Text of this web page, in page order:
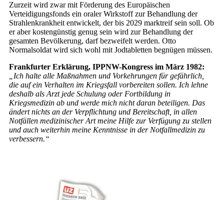
Zurzeit wird zwar mit Förderung des Europäischen
Verteidigungsfonds ein oraler Wirkstoff zur Behandlung der
Strahlenkrankheit entwickelt, der bis 2029 marktreif sein soll. Ob
er aber kostengünstig genug sein wird zur Behandlung der
gesamten Bevölkerung, darf bezweifelt werden. Otto
Normalsoldat wird sich wohl mit Jodtabletten begnügen müssen.
Frankfurter Erklärung, IPPNW-Kongress im März 1982:
„Ich halte alle Maßnahmen und Vorkehrungen für gefährlich,
die auf ein Verhalten im Kriegsfall vorbereiten sollen. Ich lehne
deshalb als Arzt jede Schulung oder Fortbildung in
Kriegsmedizin ab und werde mich nicht daran beteiligen. Das
ändert nichts an der Verpflichtung und Bereitschaft, in allen
Notfällen medizinischer Art meine Hilfe zur Verfügung zu stellen
und auch weiterhin meine Kenntnisse in der Notfallmedizin zu
verbessern.“